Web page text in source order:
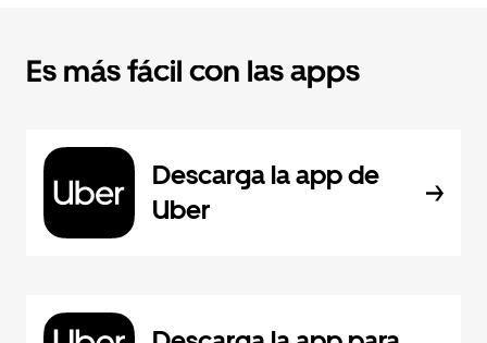
Es más fácil con las apps
Descarga la app de
Uber